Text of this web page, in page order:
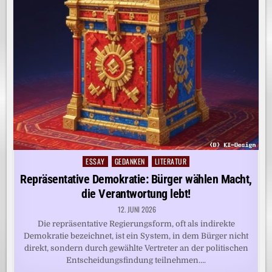
Posted
ESSAY GEDANKEN LITERATUR
Repräsentative Demokratie: Bürger wählen Macht,
die Verantwortung lebt!
12. JUNI 2026
Die repräsentative Regierungsform, oft als indirekte
Demokratie bezeichnet, ist ein System, in dem Bürger nicht
direkt, sondern durch gewählte Vertreter an der politischen
Entscheidungsfindung teilnehmen….